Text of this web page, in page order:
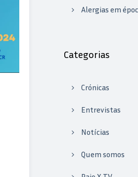
Alergias em
Categorias
Crónicas
Entrevistas
Notícias
Quem somos